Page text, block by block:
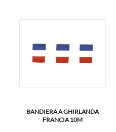
BANDIERA A GHIRLANDA
FRANCIA 10M